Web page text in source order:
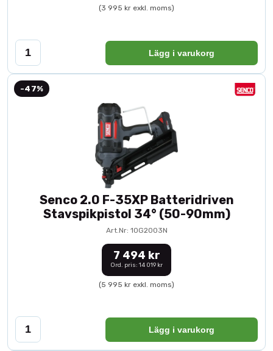
(3 995 kr exkl. moms)
Lägg i varukorg
-47%
Senco 2.0 F-35XP Batteridriven
Stavspikpistol 34° (50-90mm)
Art.Nr: 10G2003N
7 494 kr
Ord. pris: 14 019 kr
(5 995 kr exkl. moms)
Lägg i varukorg